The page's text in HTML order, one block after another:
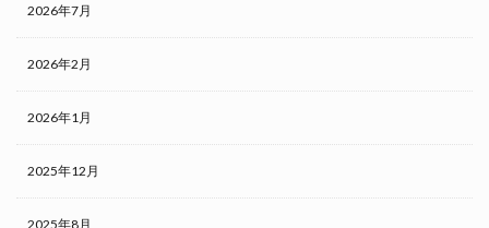
2026年7月
2026年2月
2026年1月
2025年12月
2025年8月